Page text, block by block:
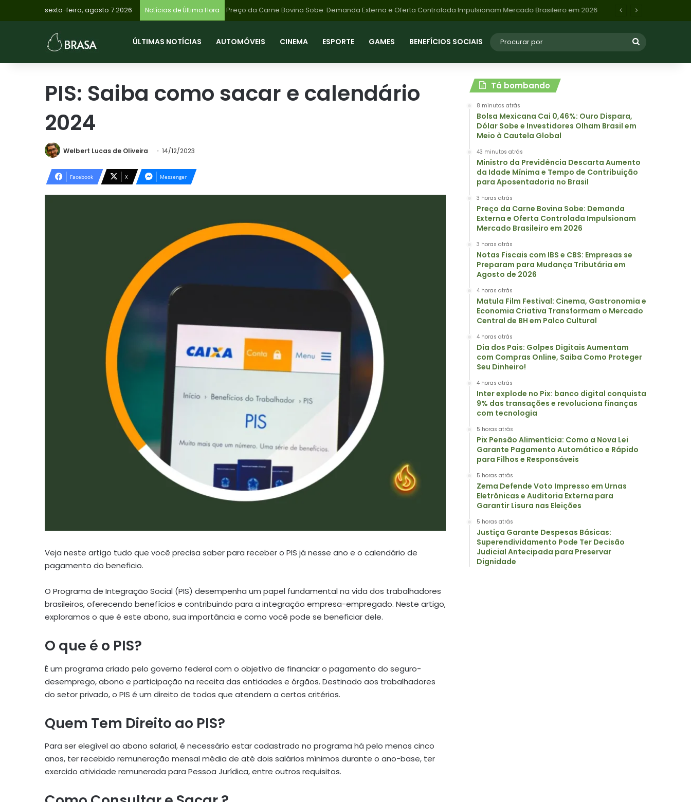
sexta-feira, agosto 7 2026 Notícias de Última Hora Preço da Carne Bovina Sobe: Demanda Externa e Oferta Controlada Impulsionam Mercado Brasileiro em 2026
ÚLTIMAS NOTÍCIAS AUTOMÓVEIS CINEMA ESPORTE GAMES BENEFÍCIOS SOCIAIS
PIS: Saiba como sacar e calendário
2024
Welbert Lucas de Oliveira 14/12/2023
Facebook X Messenger
Veja neste artigo tudo que você precisa saber para receber o PIS já nesse ano e o calendário de
pagamento do beneficio.
O Programa de Integração Social (PIS) desempenha um papel fundamental na vida dos trabalhadores
brasileiros, oferecendo benefícios e contribuindo para a integração empresa-empregado. Neste artigo,
exploramos o que é este abono, sua importância e como você pode se beneficiar dele.
O que é o PIS?
É um programa criado pelo governo federal com o objetivo de financiar o pagamento do seguro-
desemprego, abono e participação na receita das entidades e órgãos. Destinado aos trabalhadores
do setor privado, o PIS é um direito de todos que atendem a certos critérios.
Quem Tem Direito ao PIS?
Para ser elegível ao abono salarial, é necessário estar cadastrado no programa há pelo menos cinco
anos, ter recebido remuneração mensal média de até dois salários mínimos durante o ano-base, ter
exercido atividade remunerada para Pessoa Jurídica, entre outros requisitos.
Tá bombando
8 minutos atrás
Bolsa Mexicana Cai 0,46%: Ouro Dispara,
Dólar Sobe e Investidores Olham Brasil em
Meio à Cautela Global
43 minutos atrás
Ministro da Previdência Descarta Aumento
da Idade Mínima e Tempo de Contribuição
para Aposentadoria no Brasil
3 horas atrás
Preço da Carne Bovina Sobe: Demanda
Externa e Oferta Controlada Impulsionam
Mercado Brasileiro em 2026
3 horas atrás
Notas Fiscais com IBS e CBS: Empresas se
Preparam para Mudança Tributária em
Agosto de 2026
4 horas atrás
Matula Film Festival: Cinema, Gastronomia e
Economia Criativa Transformam o Mercado
Central de BH em Palco Cultural
4 horas atrás
Dia dos Pais: Golpes Digitais Aumentam
com Compras Online, Saiba Como Proteger
Seu Dinheiro!
4 horas atrás
Inter explode no Pix: banco digital conquista
9% das transações e revoluciona finanças
com tecnologia
5 horas atrás
Pix Pensão Alimentícia: Como a Nova Lei
Garante Pagamento Automático e Rápido
para Filhos e Responsáveis
5 horas atrás
Zema Defende Voto Impresso em Urnas
Eletrônicas e Auditoria Externa para
Garantir Lisura nas Eleições
5 horas atrás
Justiça Garante Despesas Básicas:
Superendividamento Pode Ter Decisão
Judicial Antecipada para Preservar
Dignidade